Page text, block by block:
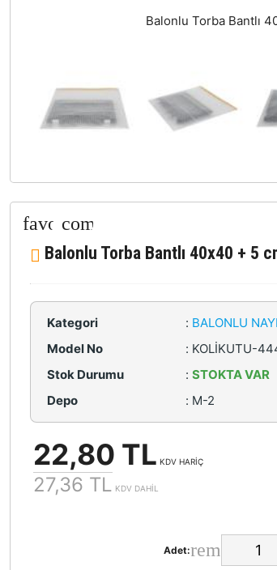
Balonlu Torba Bantlı
Balonlu Torba Bantlı 40x40 + 5
Kategori : BALONLU
Model No
: KOLİKUTU-
Stok Durumu
: STOKTA VAR
Depo
: M-2
22,80 TL KDV HARİÇ
27,36 TL KDV DAHİL
Adet: